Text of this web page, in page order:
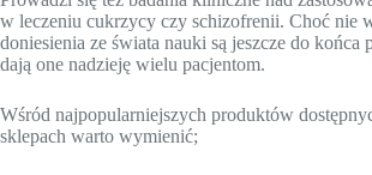
w leczeniu cukrzycy czy schizofrenii. Choć nie
doniesienia ze świata nauki są jeszcze do końca
dają one nadzieję wielu pacjentom.
Wśród najpopularniejszych produktów
sklepach warto wymienić;